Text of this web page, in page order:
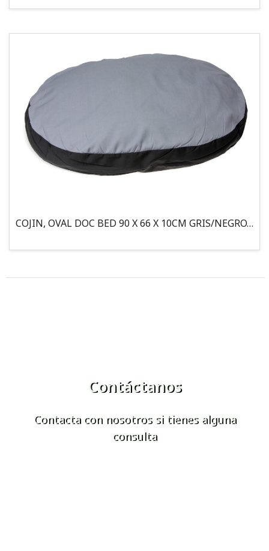
COJIN, OVAL DOC BED 90 X 66 X 10CM GRIS/NEGRO, 95°
Contáctanos
Contacta con nosotros si tienes alguna
consulta